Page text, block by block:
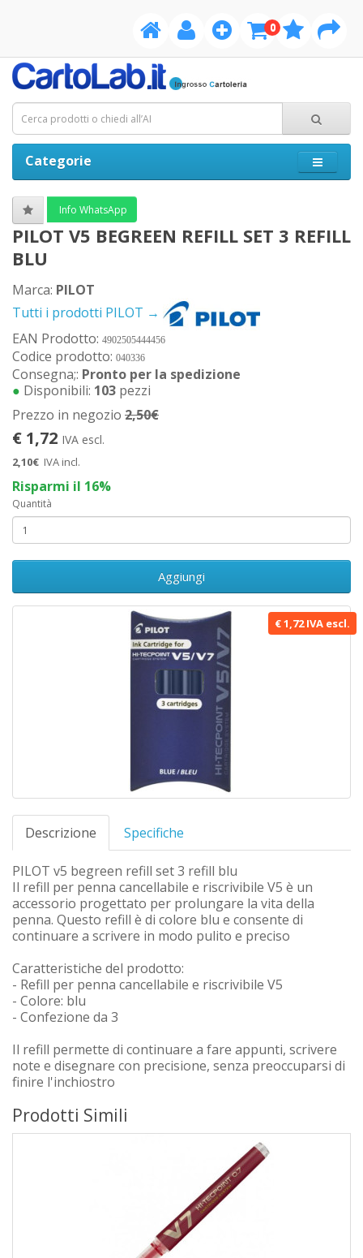
0
Categorie
€ 1,72 IVA escl.
Descrizione Specifiche
PILOT v5 begreen refill set 3 refill blu
Il refill per penna cancellabile e riscrivibile V5 è un
accessorio progettato per prolungare la vita della
penna. Questo refill è di colore blu e consente di
continuare a scrivere in modo pulito e preciso
Caratteristiche del prodotto:
- Refill per penna cancellabile e riscrivibile V5
- Colore: blu
- Confezione da 3
Il refill permette di continuare a fare appunti, scrivere
note e disegnare con precisione, senza preoccuparsi di
finire l'inchiostro
Info WhatsApp
PILOT V5 BEGREEN REFILL SET 3 REFILL
BLU
Marca: PILOT
Tutti i prodotti PILOT →
EAN Prodotto: 4902505444456
Codice prodotto: 040336
Consegna;: Pronto per la spedizione
● Disponibili: 103 pezzi
Prezzo in negozio 2,50€
€ 1,72 IVA escl.
2,10€ IVA incl.
Risparmi il 16%
Quantità
Aggiungi
Prodotti Simili